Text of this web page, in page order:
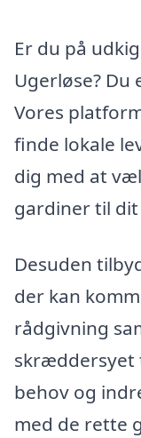
Er du på
Ugerløse?
Vores
finde lokale
dig med at
gardiner til dit
Desuden
der kan
rådgivning
skræddersyet
behov og
med de rette